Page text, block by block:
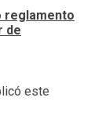
reglamento
de
este